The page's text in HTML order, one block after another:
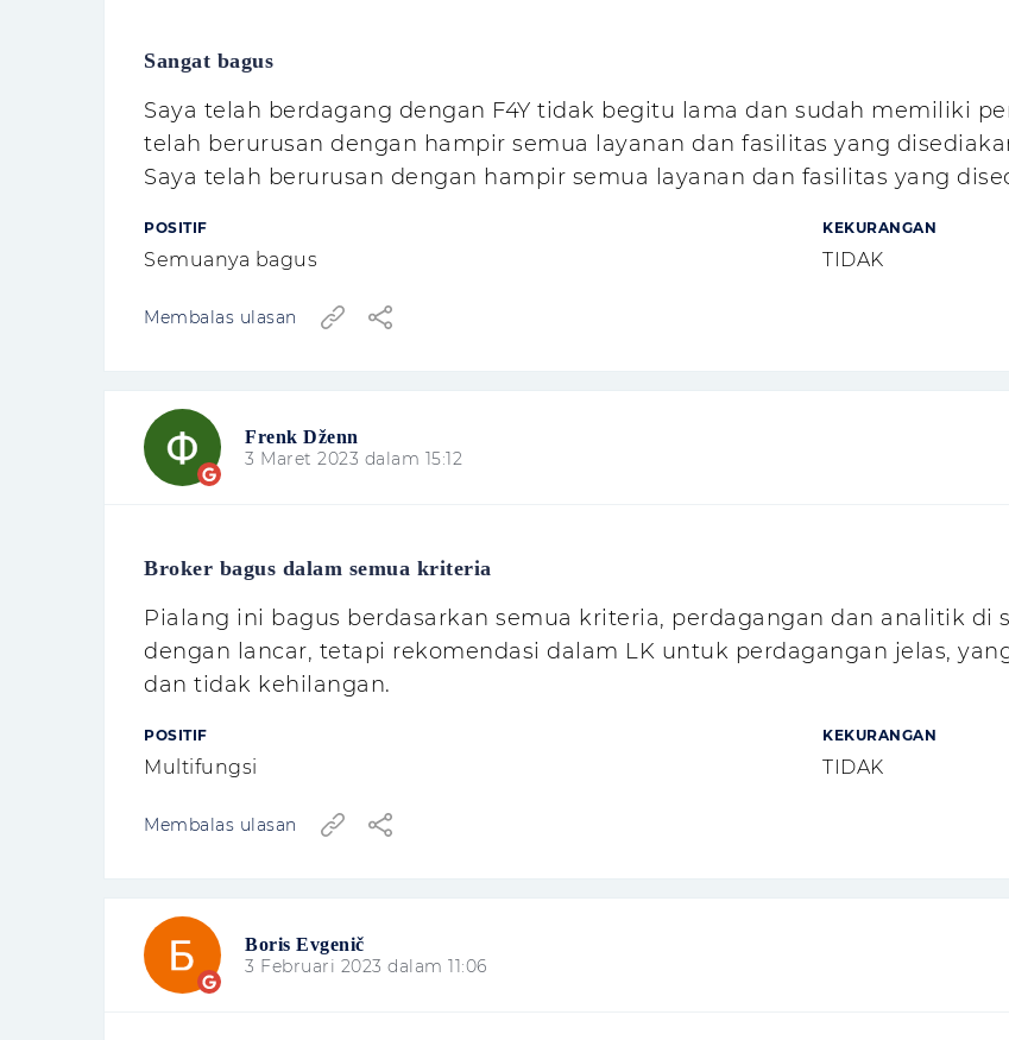
Sangat bagus
Saya telah berdagang dengan F4Y tidak begitu lama dan sudah memiliki
telah berurusan dengan hampir semua layanan dan fasilitas yang
Saya telah berurusan dengan hampir semua layanan dan fasilitas yang
POSITIF
Semuanya bagus
KEKURANGAN
TIDAK
Membalas ulasan
Frenk Dženn
3 Maret 2023 dalam 15:12
Broker bagus dalam semua kriteria
Pialang ini bagus berdasarkan semua kriteria, perdagangan dan analitik di
dengan lancar, tetapi rekomendasi dalam LK untuk perdagangan jelas,
dan tidak kehilangan.
POSITIF
Multifungsi
KEKURANGAN
TIDAK
Membalas ulasan
Boris Evgenič
3 Februari 2023 dalam 11:06